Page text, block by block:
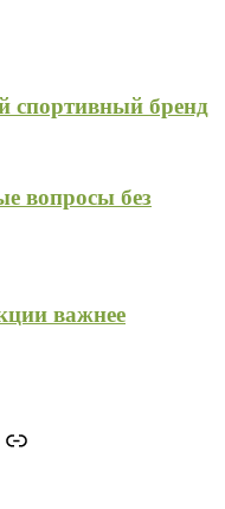
спортивный бренд
вопросы без
важнее
stoneforest
Ссылка